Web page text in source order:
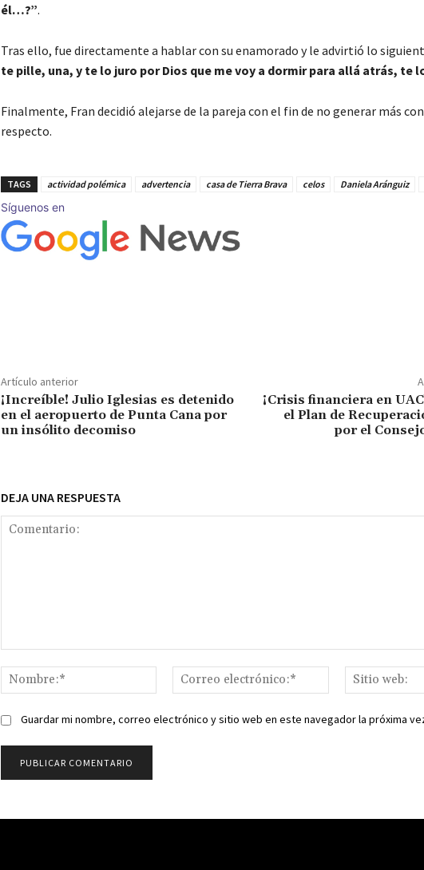
él…?”.
Tras ello, fue directamente a hablar con su enamorado y le advirtió lo
te pille, una, y te lo juro por Dios que me voy a dormir para allá atrás, te
Finalmente, Fran decidió alejarse de la pareja con el fin de no generar más
respecto.
TAGS actividad polémica advertencia casa de Tierra Brava celos Daniela Aránguiz
Síguenos en
Artículo anterior
¡Increíble! Julio Iglesias es detenido
en el aeropuerto de Punta Cana por
un insólito decomiso
¡Crisis financiera en
el Plan de
por el
DEJA UNA RESPUESTA
Nombre:*
Correo
electrónico:*
Guardar mi nombre, correo electrónico y sitio web en este navegador la próxima